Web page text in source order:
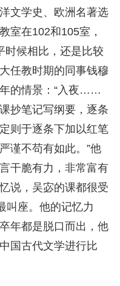
文学史、欧洲名著选
室在102和105室，
时候相比，还是比较
任教时期的同事钱穆
的情景：“入夜……
抄笔记写纲要，逐条
则于逐条下加以红笔
谨不苟有如此。”他
干脆有力，非常富有
说，吴宓的课都很受
叫座。他的记忆力
年都是脱口而出，他
国古代文学进行比